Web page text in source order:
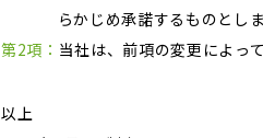
らかじめ承諾するものとしま
第2項： 当社は、前項の変更によっ
以上